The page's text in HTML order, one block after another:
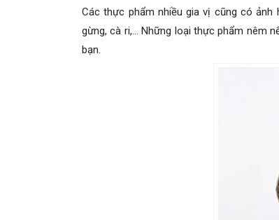
Các thực phẩm nhiều gia vị cũng có
gừng, cà ri,… Những loại thực phẩm nêm
bạn.